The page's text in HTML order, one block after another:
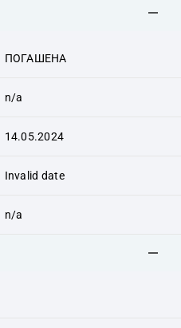
ПОГАШЕНА
n/a
14.05.2024
Invalid date
n/a